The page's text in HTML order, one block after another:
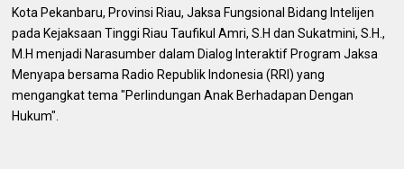
Kota Pekanbaru, Provinsi Riau, Jaksa Fungsional Bidang Intelijen
pada Kejaksaan Tinggi Riau Taufikul Amri, S.H dan Sukatmini, S.H.,
M.H menjadi Narasumber dalam Dialog Interaktif Program Jaksa
Menyapa bersama Radio Republik Indonesia (RRI) yang
mengangkat tema "Perlindungan Anak Berhadapan Dengan
Hukum".